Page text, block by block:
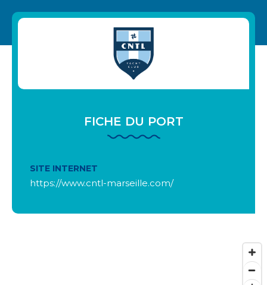
FICHE DU PORT
SITE INTERNET
https://www.cntl-marseille.com/